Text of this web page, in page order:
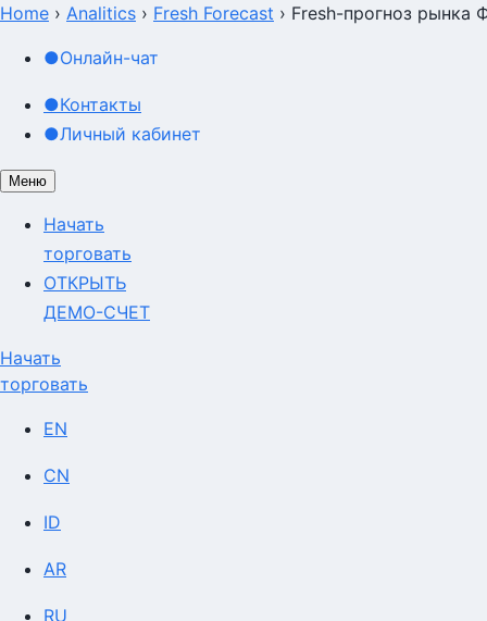
Home › Analitics › Fresh Forecast › Fresh-прогноз рынка
●Онлайн-чат
●Контакты
●Личный кабинет
Меню
Начать
торговать
ОТКРЫТЬ
ДЕМО-СЧЕТ
Начать
торговать
EN
CN
ID
AR
RU